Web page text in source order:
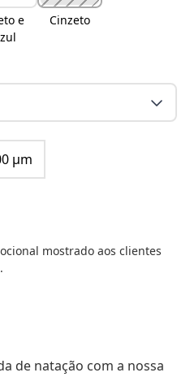
e
Cinzeto
μm
mostrado aos clientes
de natação com a nossa